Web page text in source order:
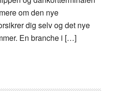
om den nye
dig selv og det nye
En branche i […]